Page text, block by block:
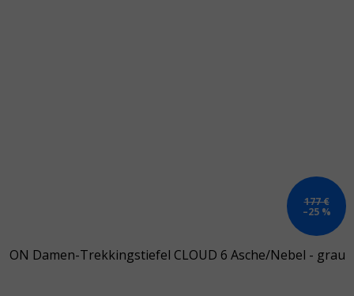
177 €
–25 %
ON Damen-Trekkingstiefel CLOUD 6 Asche/Nebel - grau